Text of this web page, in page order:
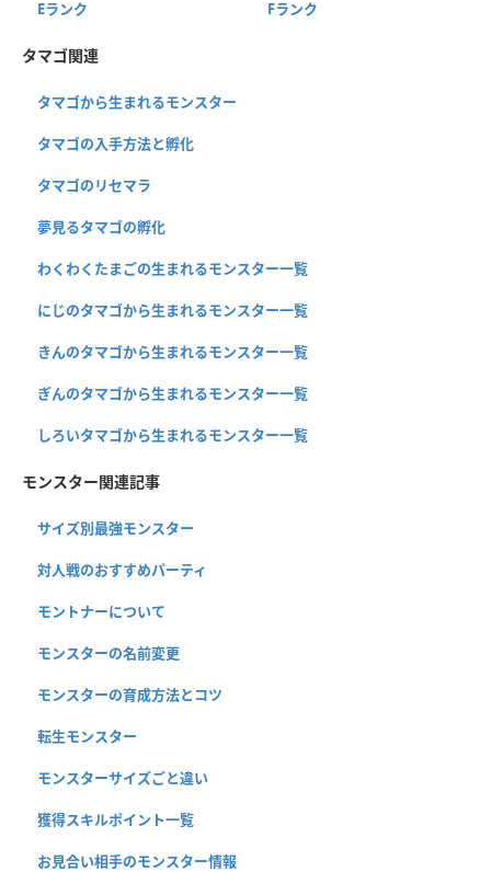
Eランク Fランク
タマゴ関連
タマゴから生まれるモンスター
タマゴの入手方法と孵化
タマゴのリセマラ
夢見るタマゴの孵化
わくわくたまごの生まれるモンスター一覧
にじのタマゴから生まれるモンスター一覧
きんのタマゴから生まれるモンスター一覧
ぎんのタマゴから生まれるモンスター一覧
しろいタマゴから生まれるモンスター一覧
モンスター関連記事
サイズ別最強モンスター
対人戦のおすすめパーティ
モントナーについて
モンスターの名前変更
モンスターの育成方法とコツ
転生モンスター
モンスターサイズごと違い
獲得スキルポイント一覧
お見合い相手のモンスター情報